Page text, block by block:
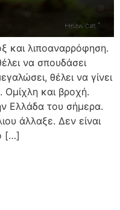
και λιποαναρρόφηση.
να σπουδάσει
θέλει να γίνει
και βροχή.
Ελλάδα του σήμερα.
άλλαξε. Δεν είναι
[…]